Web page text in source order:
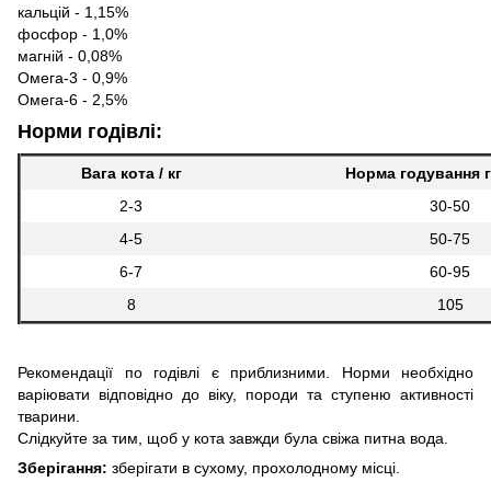
кальцій - 1,15%
фосфор - 1,0%
магній - 0,08%
Омега-3 - 0,9%
Омега-6 - 2,5%
Норми годівлі:
Вага кота / кг
Норма годування
2-3
30-50
4-5
50-75
6-7
60-95
8
105
Рекомендації по годівлі є приблизними. Норми необхідно
варіювати відповідно до віку, породи та ступеню активності
тварини.
Слідкуйте за тим, щоб у кота завжди була свіжа питна вода.
Зберігання: зберігати в сухому, прохолодному місці.